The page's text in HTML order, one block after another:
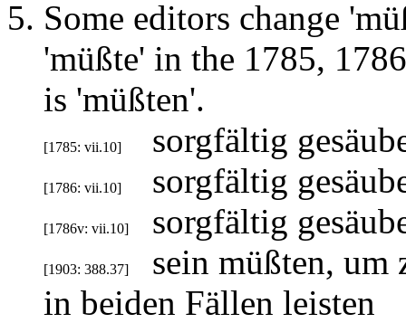
Some editors change
'müßte' in the 1785,
is 'müßten'.
[1785: vii.10] sorgfältig
[1786: vii.10] sorgfältig
[1786v: vii.10] sorgfältig
[1903: 388.37]
sein müßten, um
in beiden Fällen leisten